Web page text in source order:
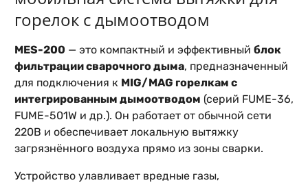
горелок с дымоотводом
MES-200 — это компактный и эффективный блок
фильтрации сварочного дыма, предназначенный
для подключения к MIG/MAG горелкам с
интегрированным дымоотводом (серий FUME-36,
FUME-501W и др.). Он работает от обычной сети
220В и обеспечивает локальную вытяжку
загрязнённого воздуха прямо из зоны сварки.
Устройство улавливает вредные газы,